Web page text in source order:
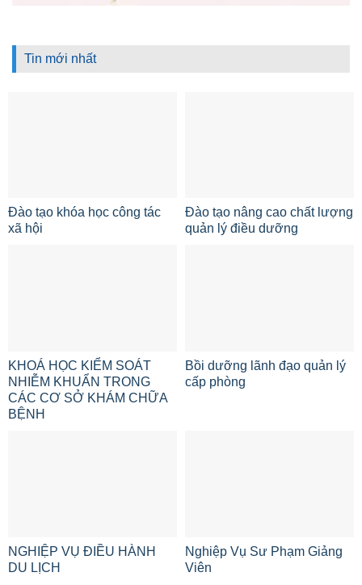
Tin mới nhất
Đào tạo khóa học công tác
xã hội
Đào tạo nâng cao chất lượng
quản lý điều dưỡng
KHOÁ HỌC KIỂM SOÁT
NHIỄM KHUẨN TRONG
CÁC CƠ SỞ KHÁM CHỮA
BỆNH
Bồi dưỡng lãnh đạo quản lý
cấp phòng
NGHIỆP VỤ ĐIỀU HÀNH
DU LỊCH
Nghiệp Vụ Sư Phạm Giảng
Viên